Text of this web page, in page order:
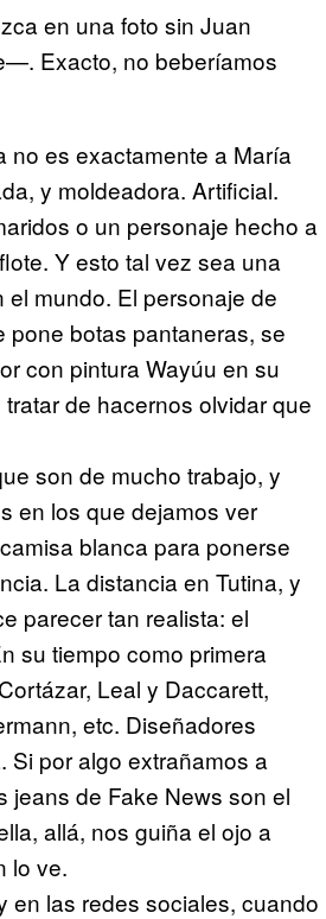
en una foto sin Juan
Exacto, no beberíamos
no es exactamente a María
y moldeadora. Artificial.
o un personaje hecho a
Y esto tal vez sea una
mundo. El personaje de
pone botas pantaneras, se
con pintura Wayúu en su
de hacernos olvidar que
son de mucho trabajo, y
en los que dejamos ver
blanca para ponerse
La distancia en Tutina, y
parecer tan realista: el
su tiempo como primera
Leal y Daccarett,
etc. Diseñadores
Si por algo extrañamos a
jeans de Fake News son el
allá, nos guiña el ojo a
lo ve.
en las redes sociales, cuando